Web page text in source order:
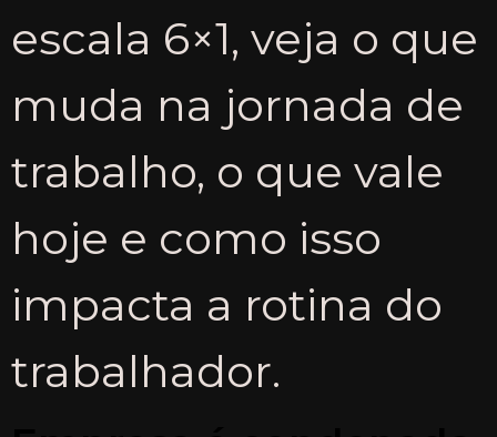
escala 6×1, veja o que
muda na jornada de
trabalho, o que vale
hoje e como isso
impacta a rotina do
trabalhador.